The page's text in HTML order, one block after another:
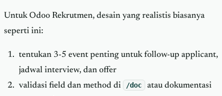
Untuk Odoo Rekrutmen, desain yang realistis biasanya
seperti ini:
tentukan 3-5 event penting untuk follow-up applicant,
jadwal interview, dan offer
validasi field dan method di
/doc
atau dokumentasi